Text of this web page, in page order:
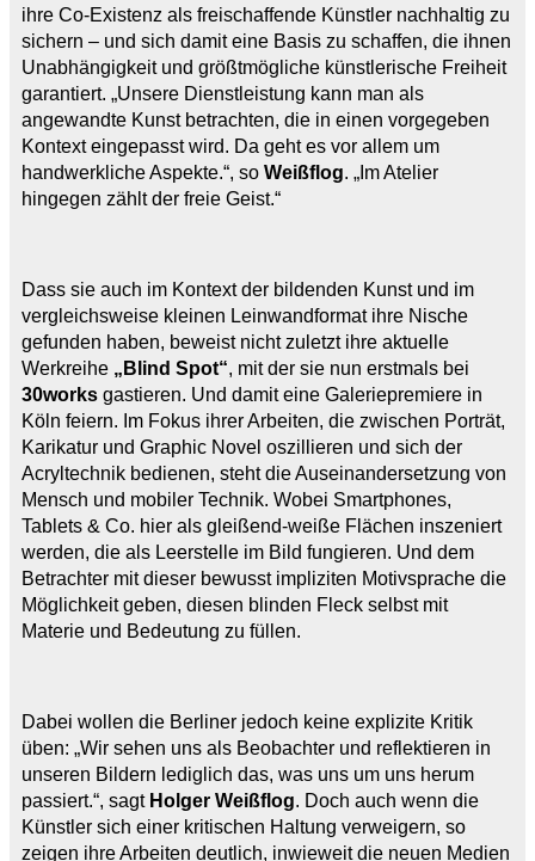
ihre Co-Existenz als freischaffende Künstler nachhaltig zu
sichern – und sich damit eine Basis zu schaffen, die ihnen
Unabhängigkeit und größtmögliche künstlerische Freiheit
garantiert. „Unsere Dienstleistung kann man als
angewandte Kunst betrachten, die in einen vorgegeben
Kontext eingepasst wird. Da geht es vor allem um
handwerkliche Aspekte.“, so Weißflog. „Im Atelier
hingegen zählt der freie Geist.“
Dass sie auch im Kontext der bildenden Kunst und im
vergleichsweise kleinen Leinwandformat ihre Nische
gefunden haben, beweist nicht zuletzt ihre aktuelle
Werkreihe „Blind Spot“, mit der sie nun erstmals bei
30works gastieren. Und damit eine Galeriepremiere in
Köln feiern. Im Fokus ihrer Arbeiten, die zwischen Porträt,
Karikatur und Graphic Novel oszillieren und sich der
Acryltechnik bedienen, steht die Auseinandersetzung von
Mensch und mobiler Technik. Wobei Smartphones,
Tablets & Co. hier als gleißend-weiße Flächen inszeniert
werden, die als Leerstelle im Bild fungieren. Und dem
Betrachter mit dieser bewusst impliziten Motivsprache die
Möglichkeit geben, diesen blinden Fleck selbst mit
Materie und Bedeutung zu füllen.
Dabei wollen die Berliner jedoch keine explizite Kritik
üben: „Wir sehen uns als Beobachter und reflektieren in
unseren Bildern lediglich das, was uns um uns herum
passiert.“, sagt Holger Weißflog. Doch auch wenn die
Künstler sich einer kritischen Haltung verweigern, so
zeigen ihre Arbeiten deutlich, inwieweit die neuen Medien